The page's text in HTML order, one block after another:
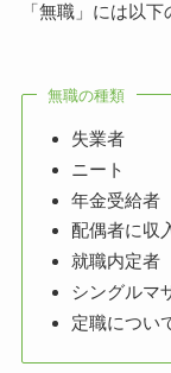
「無職」には以
無職の種類
失業者
ニート
年金受給者
配偶者に収
就職内定者
シングルマ
定職につい